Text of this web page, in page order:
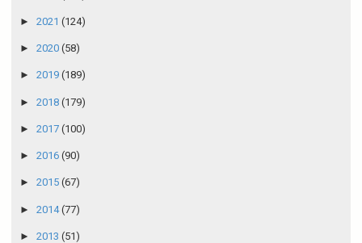
► 2021 (124)
► 2020 (58)
► 2019 (189)
► 2018 (179)
► 2017 (100)
► 2016 (90)
► 2015 (67)
► 2014(77)
► 2013 (51)